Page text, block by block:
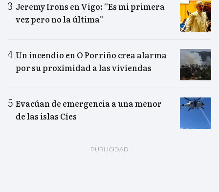
Jeremy Irons en Vigo: “Es mi primera
vez pero no la última”
Un incendio en O Porriño crea alarma
por su proximidad a las viviendas
Evacúan de emergencia a una menor
de las islas Cíes